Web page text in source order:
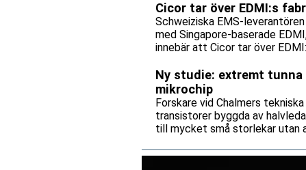
Cicor tar över EDMI:s
Schweiziska EMS-
med Singapore-baserade
innebär att Cicor tar över
Ny studie: extremt
mikrochip
Forskare vid Chalmers
transistorer byggda av
till mycket små storlekar utan
av.